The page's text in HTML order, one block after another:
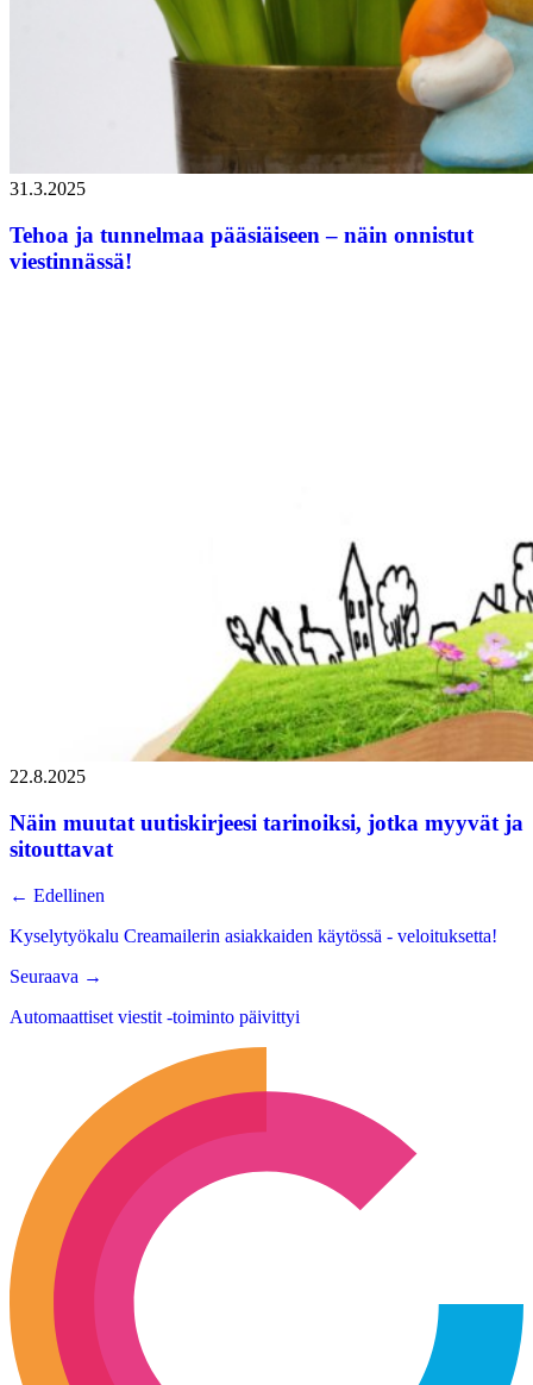
31.3.2025
Tehoa ja tunnelmaa pääsiäiseen – näin onnistut
viestinnässä!
22.8.2025
Näin muutat uutiskirjeesi tarinoiksi, jotka myyvät ja
sitouttavat
← Edellinen
Kyselytyökalu Creamailerin asiakkaiden käytössä - veloituksetta!
Seuraava →
Automaattiset viestit -toiminto päivittyi